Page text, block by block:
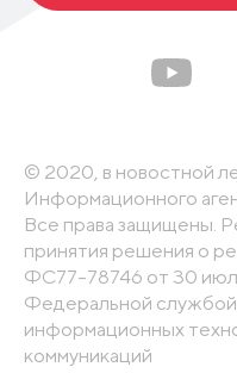
© 2020, в новостной
Информационного
Все права защищены.
принятия решения о
ФС77-78746 от 30
Федеральной службой
информационных
коммуникаций